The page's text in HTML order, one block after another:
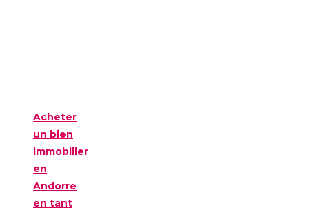
Acheter
un bien
immobilier
en
Andorre
en tant